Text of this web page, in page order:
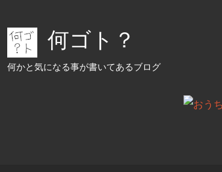
ン
ン
何ゴト？
何かと気になる事が書いてあるブログ